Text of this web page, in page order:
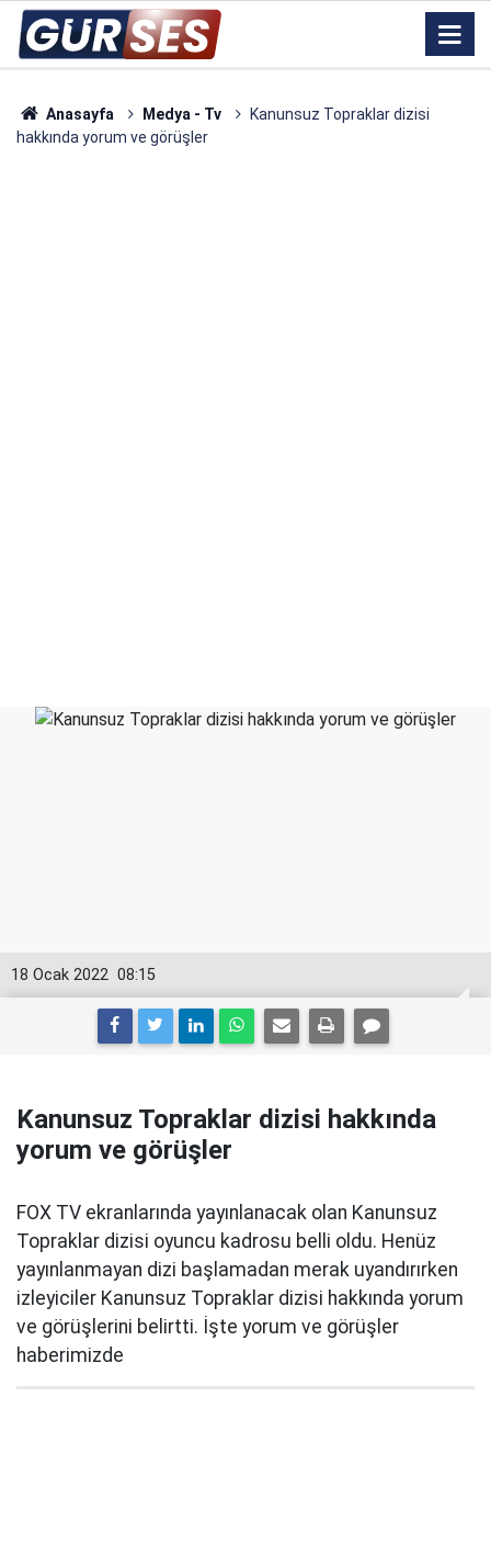
Anasayfa Medya - Tv
Kanunsuz Topraklar dizisi
hakkında yorum ve görüşler
08:15
18 Ocak 2022
Kanunsuz Topraklar dizisi hakkında
yorum ve görüşler
FOX TV ekranlarında yayınlanacak olan Kanunsuz
Topraklar dizisi oyuncu kadrosu belli oldu. Henüz
yayınlanmayan dizi başlamadan merak uyandırırken
izleyiciler Kanunsuz Topraklar dizisi hakkında yorum
ve görüşlerini belirtti. İşte yorum ve görüşler
haberimizde